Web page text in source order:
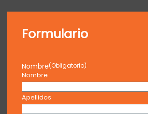
Formulario
Nombre(Obligatorio)
Nombre
Apellidos